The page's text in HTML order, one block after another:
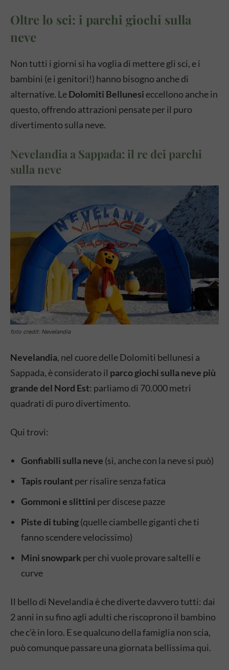
Oltre lo sci: i parchi giochi sulla
neve
Non tutti i giorni si ha voglia di mettere gli sci, e i
bambini (e i genitori!) hanno bisogno anche di
alternative. LeDolomiti Bellunesi eccellono anche in
questo, offrendo attrazioni pensate per il puro
divertimento sulla neve.
Nevelandia a Sappada: il re dei parchi
sulla neve
foto credit: Nevelandia
Nevelandia, nel cuore delle Dolomiti bellunesi a
Sappada, è considerato il parco giochi sulla neve più
grande del Nord Est: parliamo di 70.000 metri
quadrati di puro divertimento.
Qui trovi:
Gonfiabili sulla neve (sì, anche con la neve si può)
Tapis roulantper risalire senza fatica
Gommoni e slittini per discese pazze
Piste di tubing(quelle ciambelle giganti che ti
fanno scendere velocissimo)
Mini snowpark per chi vuole provare saltelli e
curve
Il bello di Nevelandia è che diverte davvero tutti: dai
2 anni in su fino agli adulti che riscoprono il bambino
che c’è in loro. E se qualcuno della famiglia non scia,
può comunque passare una giornata bellissima qui.